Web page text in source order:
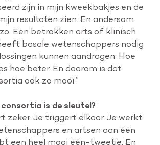
zijn in mijn kweekbakjes en de
resultaten zien. En andersom
Een betrokken arts of klinisch
basale wetenschappers nodig
kunnen aandragen. Hoe
hoe beter. En daarom is dat
ook zo mooi.”
consortia is de sleutel?
zeker. Je triggert elkaar. Je werkt
en artsen aan één
een heel mooi één-tweetje. En